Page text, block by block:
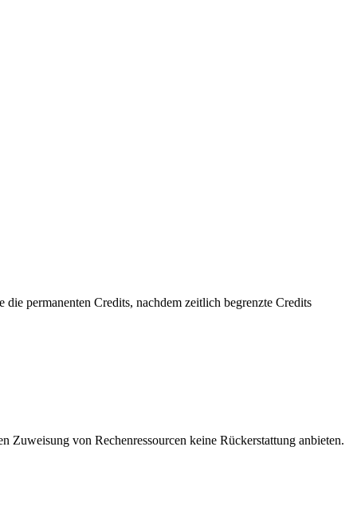
permanenten Credits, nachdem zeitlich begrenzte Credits
von Rechenressourcen keine Rückerstattung anbieten.